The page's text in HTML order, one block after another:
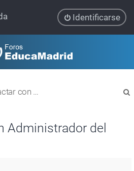
Identificarse
Contactar con un Administrador del Foro
Administrador del